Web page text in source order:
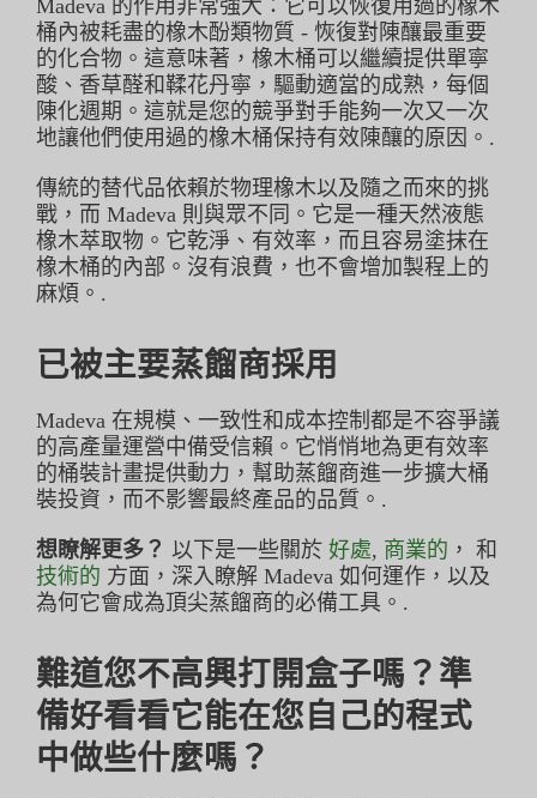
Madeva 的作用非常強大：它可以恢復用過的橡木
桶內被耗盡的橡木酚類物質 - 恢復對陳釀最重要
的化合物。這意味著，橡木桶可以繼續提供單寧
酸、香草醛和鞣花丹寧，驅動適當的成熟，每個
陳化週期。這就是您的競爭對手能夠一次又一次
地讓他們使用過的橡木桶保持有效陳釀的原因。.
傳統的替代品依賴於物理橡木以及隨之而來的挑
戰，而 Madeva 則與眾不同。它是一種天然液態
橡木萃取物。它乾淨、有效率，而且容易塗抹在
橡木桶的內部。沒有浪費，也不會增加製程上的
麻煩。.
已被主要蒸餾商採用
Madeva 在規模、一致性和成本控制都是不容爭議
的高產量運營中備受信賴。它悄悄地為更有效率
的桶裝計畫提供動力，幫助蒸餾商進一步擴大桶
裝投資，而不影響最終產品的品質。.
想瞭解更多？ 以下是一些關於 好處, 商業的 ， 和
技術的 方面，深入瞭解 Madeva 如何運作，以及
為何它會成為頂尖蒸餾商的必備工具。.
難道您不高興打開盒子嗎？準
備好看看它能在您自己的程式
中做些什麼嗎？